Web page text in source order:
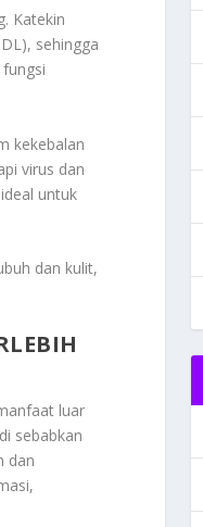
Katekin
sehingga
kekebalan
virus dan
untuk
dan kulit,
luar
sebabkan
dan